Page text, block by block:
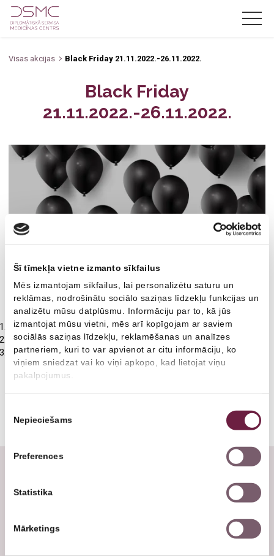
Šī tīmekļa vietne izmanto sīkfailus
Mēs izmantojam sīkfailus, lai personalizētu saturu un
reklāmas, nodrošinātu sociālo saziņas līdzekļu funkcijas un
analizētu mūsu datplūsmu. Informāciju par to, kā jūs
izmantojat mūsu vietni, mēs arī kopīgojam ar saviem
sociālās saziņas līdzekļu, reklamēšanas un analīzes
partneriem, kuri to var apvienot ar citu informāciju, ko
viņiem sniedzat vai ko viņi apkopo, kad lietojat viņu
pakalpojumus.
izvēle
Nepieciešams
Preferences
Statistika
Mārketings
Akcijas
Pakalpojumi
Zobārstniecība
Jūrnieku medicīniskā komisija
Medicīniskā komisija darbam uz naftas un gāzes
Fizioterapija
Ginekoloģija
Ultrasonogrāfija
Radioloģiskie izmeklējumi
Kardioloģija
Neiroloģija
Psihiatrija
Cenas
Speciālisti
Zobārsts
Zobu higiēnists
Radiologs
Radiologa asistents
Ultrasonogrāfijas speciālists
Fizioterapeits
Ģimenes ārsts
Psihiatrs
Imunologs
LV RU EN
Visas akcijas Black Friday 21.11.2022.-26.11.2022.
Black Friday
21.11.2022.-26.11.2022.
Izvēlies kvalitāti!
20% atlaide acu ārsta vizītei un izmeklējumam
20% atlaideginekologa konsultācijai par kontracepciju
Zobu balināšana klīnikā ar100 EUR atlaidi
”Diplomātiskā servisa medicīnas centrs”
Baznīcas iela 18, Rīga
www.dsmc.lv
Nevilcinies un piesakies jau tagad!